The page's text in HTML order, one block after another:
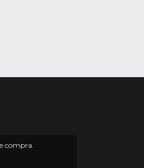
compra.